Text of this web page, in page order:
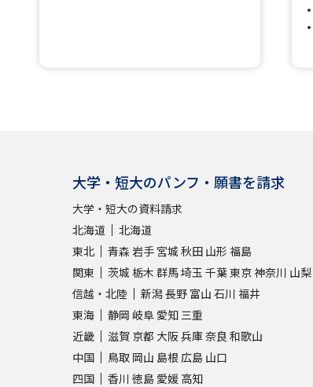
大学・短大のパンフ・願書を請求
大学・短大の資料請求
北海道
北海道
東北
青森 岩手 宮城 秋田 山形 福島
関東
茨城 栃木 群馬埼玉 千葉東京神奈川 山梨
信越・北陸
新潟長野 富山 石川 福井
東海
静岡 岐阜 愛知 三重
近畿
滋賀 京都 大阪兵庫奈良 和歌山
中国
鳥取 岡山 島根 広島 山口
四国
香川 徳島 愛媛 高知